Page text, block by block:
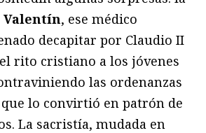
Valentín, ese médico
decapitar por Claudio II
rito cristiano a los jóvenes
las ordenanzas
lo convirtió en patrón de
La sacristía, mudada en